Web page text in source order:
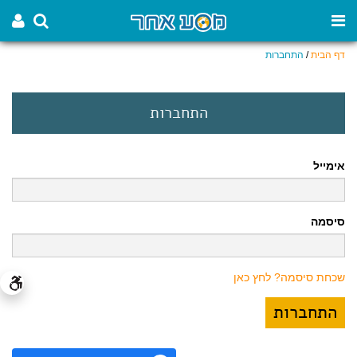
דף הבית/ התחברות
התחברות
אימייל
סיסמה
שכחת סיסמה? לחץ כאן